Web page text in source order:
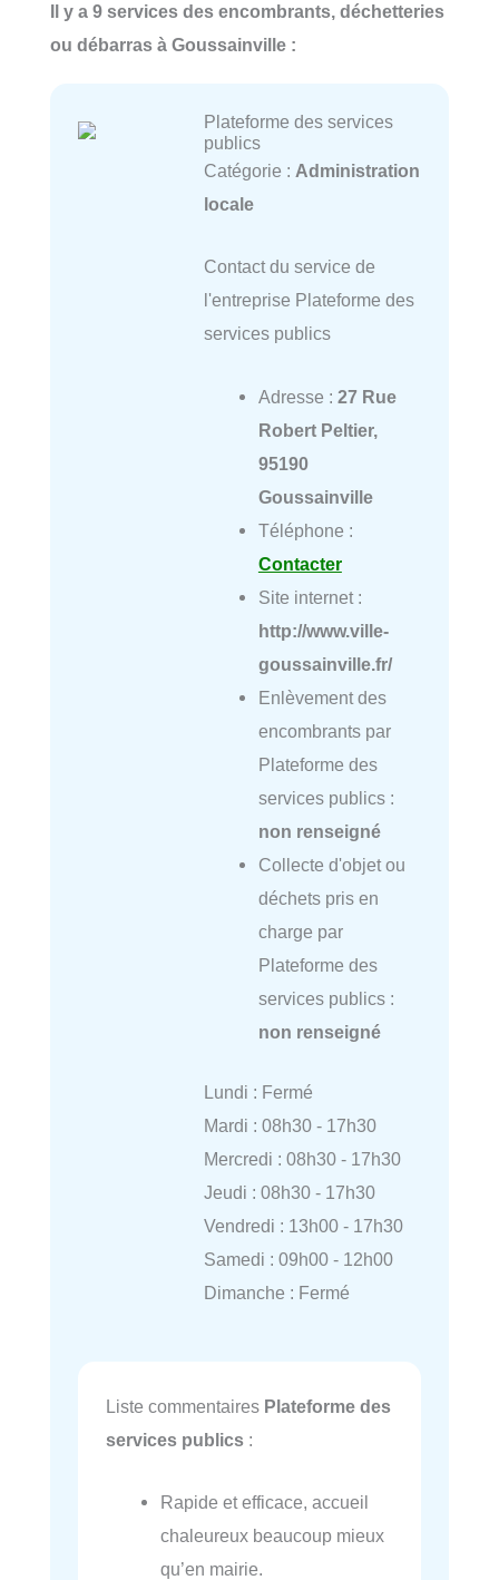
Il y a 9 services des encombrants, déchetteries
ou débarras à Goussainville :
Plateforme des services
publics
Catégorie : Administration
locale
Contact du service de
l'entreprise Plateforme des
services publics
Adresse : 27 Rue
Robert Peltier,
95190
Goussainville
Téléphone :
Contacter
Site internet :
http://www.ville-
goussainville.fr/
Enlèvement des
encombrants par
Plateforme des
services publics :
non renseigné
Collecte d'objet ou
déchets pris en
charge par
Plateforme des
services publics :
non renseigné
Lundi : Fermé
Mardi : 08h30 - 17h30
Mercredi : 08h30 - 17h30
Jeudi : 08h30 - 17h30
Vendredi : 13h00 - 17h30
Samedi : 09h00 - 12h00
Dimanche : Fermé
Liste commentaires Plateforme des
services publics :
Rapide et efficace, accueil
chaleureux beaucoup mieux
qu’en mairie.